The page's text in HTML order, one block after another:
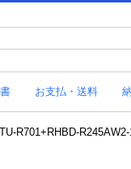
お支払・送料
R701+RHBD-